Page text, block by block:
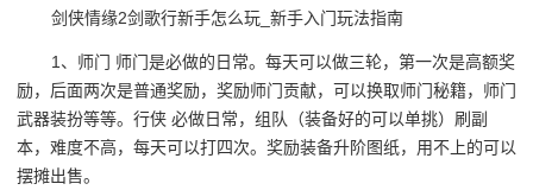
剑侠情缘2剑歌行新手怎么玩_新手入门玩法指南
1、师门 师门是必做的日常。每天可以做三轮，第一次是高额奖
励，后面两次是普通奖励，奖励师门贡献，可以换取师门秘籍，师门
武器装扮等等。行侠 必做日常，组队（装备好的可以单挑）刷副
本，难度不高，每天可以打四次。奖励装备升阶图纸，用不上的可以
摆摊出售。